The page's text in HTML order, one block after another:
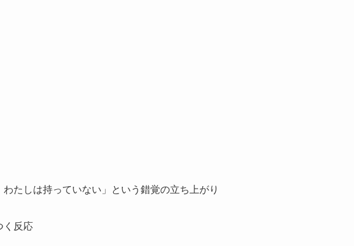
わたしは持っていない」という錯覚の立ち上がり
く反応